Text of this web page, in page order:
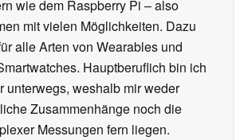
wie dem Raspberry Pi – also
mit vielen Möglichkeiten. Dazu
alle Arten von Wearables und
Hauptberuflich bin ich
unterwegs, weshalb mir weder
Zusammenhänge noch die
Messungen fern liegen.